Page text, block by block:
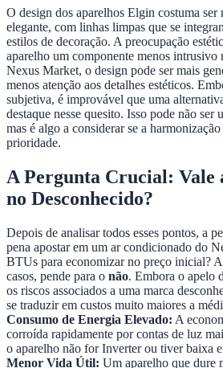
O design dos aparelhos Elgin costuma ser
elegante, com linhas limpas que se
estilos de decoração. A preocupação
aparelho um componente menos intrusivo
Nexus Market, o design pode ser mais
menos atenção aos detalhes estéticos.
subjetiva, é improvável que uma
destaque nesse quesito. Isso pode não ser
mas é algo a considerar se a
prioridade.
A Pergunta Crucial: Vale
no Desconhecido?
Depois de analisar todos esses pontos, a
pena apostar em um ar condicionado do
BTUs para economizar no preço inicial?
casos, pende para o não. Embora o apelo
os riscos associados a uma marca
se traduzir em custos muito maiores a
Consumo de Energia Elevado: A
corroída rapidamente por contas de luz
o aparelho não for Inverter ou tiver baixa
Menor Vida Útil: Um aparelho que dure